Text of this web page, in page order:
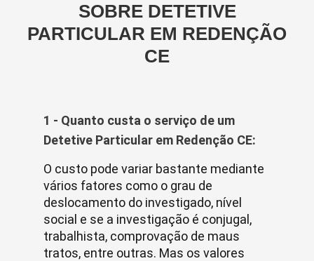
SOBRE DETETIVE
PARTICULAR EM REDENÇÃO
CE
1 - Quanto custa o serviço de um
Detetive Particular em Redenção CE:
O custo pode variar bastante mediante
vários fatores como o grau de
deslocamento do investigado, nível
social e se a investigação é conjugal,
trabalhista, comprovação de maus
tratos, entre outras. Mas os valores